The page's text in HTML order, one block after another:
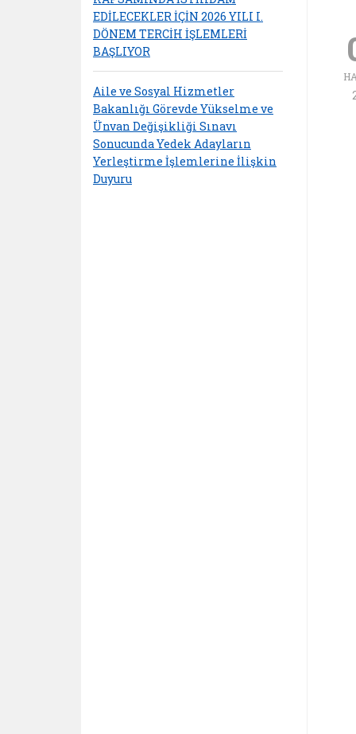
EDİLECEKLER İÇİN 2026 YILI I.
DÖNEM TERCİH İŞLEMLERİ
BAŞLIYOR
Aile ve Sosyal Hizmetler
Bakanlığı Görevde Yükselme ve
Ünvan Değişikliği Sınavı
Sonucunda Yedek Adayların
Yerleştirme İşlemlerine İlişkin
Duyuru